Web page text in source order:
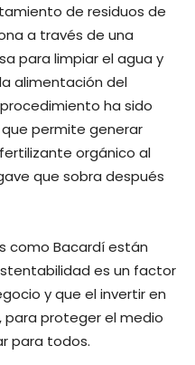
de residuos de
a través de una
para limpiar el agua y
alimentación del
ha sido
permite generar
orgánico al
que sobra después
como Bacardí están
es un factor
y que el invertir en
para proteger el medio
para todos.